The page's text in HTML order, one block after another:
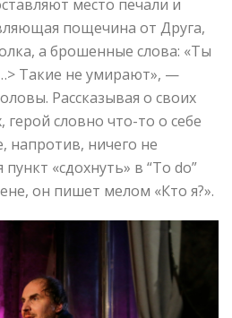
место печали и
пощечина от Друга,
а брошенные слова: «Ты
Такие не умирают», —
Рассказывая о своих
словно что-то о себе
напротив, ничего не
«сдохнуть» в “To do”
он пишет мелом «Кто я?».